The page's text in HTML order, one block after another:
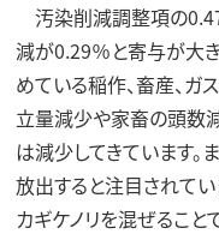
汚染削減調整項の
減が0.29％と寄与が大
めている稲作、畜産、ガ
立量減少や家畜の頭数
は減少してきています。
放出すると注目されてい
カギケノリを混ぜるこ